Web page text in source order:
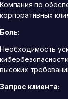
Компания по
корпоративных
Боль:
Необходимость
высоких
Запрос клиента: